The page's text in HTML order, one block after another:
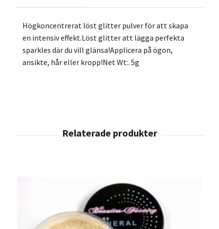
Högkoncentrerat löst glitter pulver för att skapa
en intensiv effekt.Löst glitter att lägga perfekta
sparkles där du vill glänsa!Applicera på ögon,
ansikte, hår eller kropp!Net Wt:. 5g